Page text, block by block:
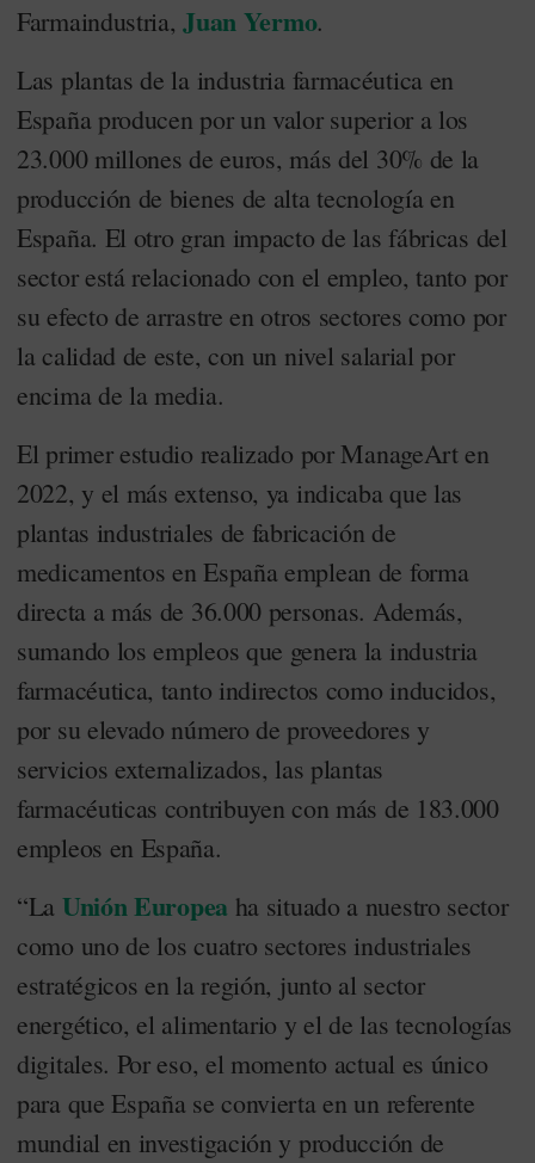
Farmaindustria,Juan Yermo.
Las plantas de la industria farmacéutica en
España producen por un valor superior a los
23.000 millones de euros, más del 30% de la
producción de bienes de alta tecnología en
España. El otro gran impacto de las fábricas del
sector está relacionado con el empleo, tanto por
su efecto de arrastre en otros sectores como por
la calidad de este, con un nivel salarial por
encima de la media.
El primer estudio realizado por ManageArt en
2022, y el más extenso, ya indicaba que las
plantas industriales de fabricación de
medicamentos en España emplean de forma
directa a más de 36.000 personas. Además,
sumando los empleos que genera la industria
farmacéutica, tanto indirectos como inducidos,
por su elevado número de proveedores y
servicios externalizados, las plantas
farmacéuticas contribuyen con más de 183.000
empleos en España.
“La Unión Europeaha situado a nuestro sector
como uno de los cuatro sectores industriales
estratégicos en la región, junto al sector
energético, el alimentario y el de las tecnologías
digitales. Por eso, el momento actual es único
para que España se convierta en un referente
mundial en investigación y producción de